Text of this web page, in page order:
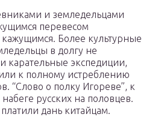
и земледельцами
перевесом
Более культурные
в долгу не
карательные экспедиции,
к полному истреблению
“Слово о полку Игореве”, к
русских на половцев.
дань китайцам.